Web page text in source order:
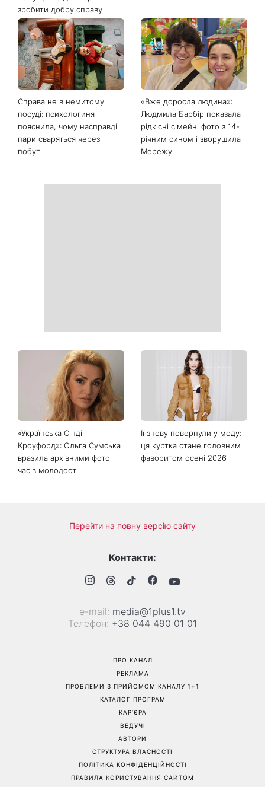
Останні новини
Справа не в немитому
посуді: психологиня
пояснила, чому насправді
пари сваряться через
«Вже доросла людина»:
Людмила Барбір показала
рідкісні сімейні фото з 14-
річним сином і зворушила
Мережу
«Українська Сінді
Кроуфорд»: Ольга Сумська
Її знову повернули у моду:
ця куртка стане головним
фаворитом осені 2026